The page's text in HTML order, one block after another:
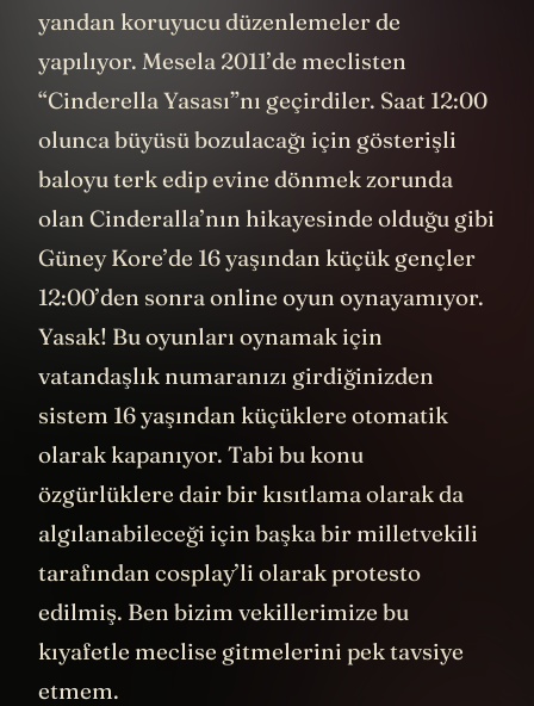
yandan koruyucu düzenlemeler de
yapılıyor. Mesela 2011’de meclisten
“Cinderella Yasası”nı geçirdiler. Saat 12:00
olunca büyüsü bozulacağı için gösterişli
baloyu terk edip evine dönmek zorunda
olan Cinderalla’nın hikayesinde olduğu gibi
Güney Kore’de 16 yaşından küçük gençler
12:00’den sonra online oyun oynayamıyor.
Yasak! Bu oyunları oynamak için
vatandaşlık numaranızı girdiğinizden
sistem 16 yaşından küçüklere otomatik
olarak kapanıyor. Tabi bu konu
özgürlüklere dair bir kısıtlama olarak da
algılanabileceği için başka bir milletvekili
tarafından cosplay’li olarak protesto
edilmiş. Ben bizim vekillerimize bu
kıyafetle meclise gitmelerini pek tavsiye
etmem.